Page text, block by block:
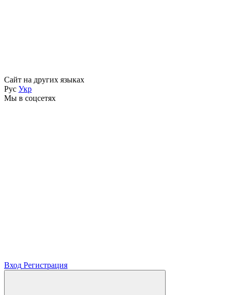
Сайт на других языках
Рус Укр
Мы в соцсетях
Вход Регистрация